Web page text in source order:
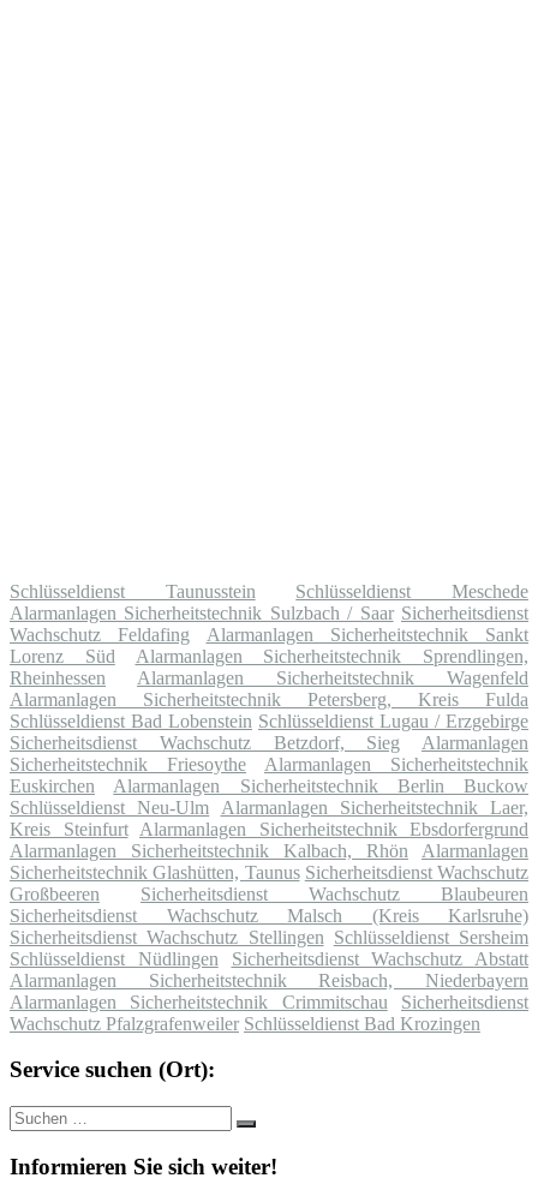
Schlüsseldienst Taunusstein
Schlüsseldienst Meschede
Alarmanlagen Sicherheitstechnik Sulzbach / Saar Sicherheitsdienst
Wachschutz Feldafing
Alarmanlagen Sicherheitstechnik Sankt
Lorenz Süd
Alarmanlagen Sicherheitstechnik Sprendlingen,
Rheinhessen
Alarmanlagen Sicherheitstechnik Wagenfeld
Alarmanlagen Sicherheitstechnik Petersberg, Kreis Fulda
Schlüsseldienst Bad Lobenstein Schlüsseldienst Lugau / Erzgebirge
Sicherheitsdienst Wachschutz Betzdorf, Sieg
Alarmanlagen
Sicherheitstechnik Friesoythe
Alarmanlagen Sicherheitstechnik
Euskirchen
Alarmanlagen Sicherheitstechnik Berlin Buckow
Schlüsseldienst Neu-Ulm
Alarmanlagen Sicherheitstechnik Laer,
Kreis Steinfurt
Alarmanlagen Sicherheitstechnik Ebsdorfergrund
Alarmanlagen Sicherheitstechnik Kalbach, Rhön
Alarmanlagen
Sicherheitstechnik Glashütten, Taunus Sicherheitsdienst Wachschutz
Großbeeren
Sicherheitsdienst Wachschutz Blaubeuren
Sicherheitsdienst Wachschutz Malsch (Kreis Karlsruhe)
Sicherheitsdienst Wachschutz Stellingen Schlüsseldienst Sersheim
Schlüsseldienst Nüdlingen
Sicherheitsdienst Wachschutz Abstatt
Alarmanlagen Sicherheitstechnik Reisbach, Niederbayern
Alarmanlagen Sicherheitstechnik Crimmitschau
Sicherheitsdienst
Wachschutz Pfalzgrafenweiler Schlüsseldienst Bad Krozingen
Service suchen (Ort):
Suche
nach:
Suchen
Informieren Sie sich weiter!